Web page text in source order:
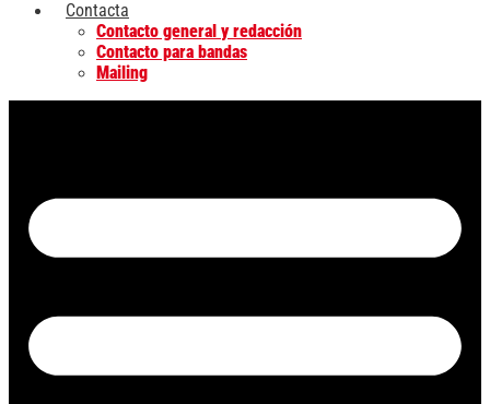
Contacta
Contacto general y redacción
Contacto para bandas
Mailing